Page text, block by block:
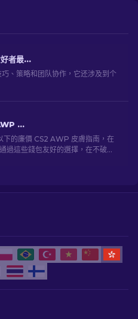
CS:GO中审美爱好者最喜欢的最佳AWP外观
、策略和团队协作，它还涉及到个
最便宜的 CS2 AWP 皮膚低於 10 美元：完整清單 [2026]
下的廉價 CS2 AWP 皮膚指南，在
過這些錢包友好的選擇，在不破壞